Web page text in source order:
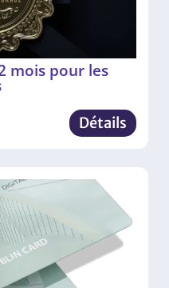
mois pour les
Détails